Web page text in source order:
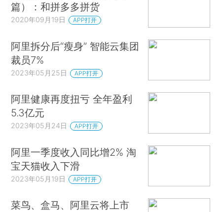
篇）：和拼多多拼货
2020年09月19日 APP打开
阿里拆分后“瘦身” 智能云集团
裁员7%
2023年05月25日 APP打开
阿里健康再度扭亏 全年盈利
5.3亿元
2023年05月24日 APP打开
阿里一季度收入同比增2% 淘
宝天猫收入下滑
2023年05月19日 APP打开
菜鸟、盒马、阿里云将上市